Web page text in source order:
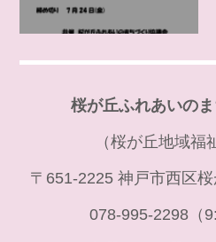
桜が丘ふれあいの
（桜が丘地域福
〒651-2225 神戸市西区
078-995-2298（